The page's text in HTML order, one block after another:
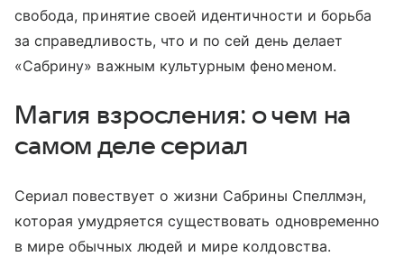
свобода, принятие своей идентичности и борьба
за справедливость, что и по сей день делает
«Сабрину» важным культурным феноменом.
Магия взросления: о чем на
самом деле сериал
Сериал повествует о жизни Сабрины Спеллмэн,
которая умудряется существовать одновременно
в мире обычных людей и мире колдовства.